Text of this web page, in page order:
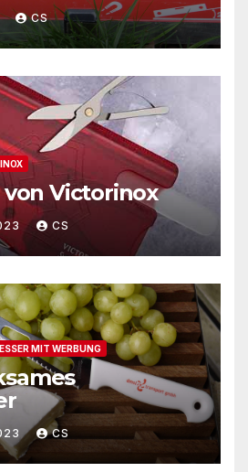
CS
von Victorinox
CS
MIT WERBUNG
CS